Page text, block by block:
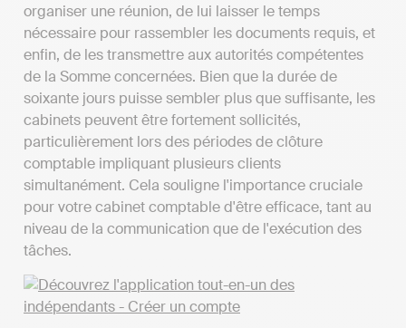
organiser une réunion, de lui laisser le temps
nécessaire pour rassembler les documents requis, et
enfin, de les transmettre aux autorités compétentes
de la Somme concernées. Bien que la durée de
soixante jours puisse sembler plus que suffisante, les
cabinets peuvent être fortement sollicités,
particulièrement lors des périodes de clôture
comptable impliquant plusieurs clients
simultanément. Cela souligne l'importance cruciale
pour votre cabinet comptable d'être efficace, tant au
niveau de la communication que de l'exécution des
tâches.